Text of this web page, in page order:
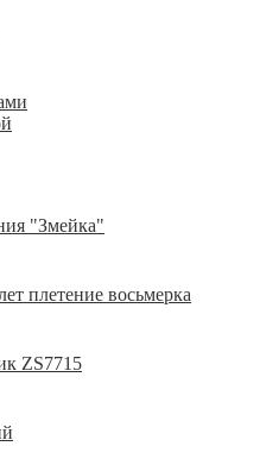
"Змейка"
плетение восьмерка
ZS7715